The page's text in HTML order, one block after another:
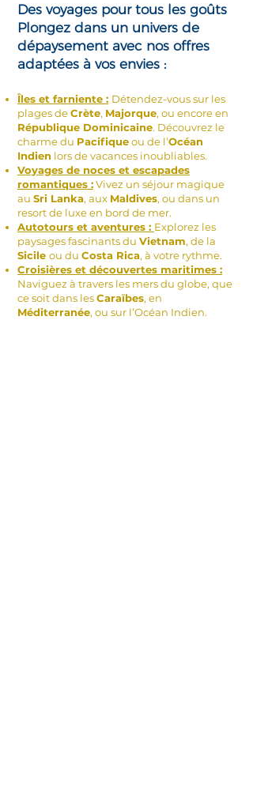
Des voyages pour tous les goûts
Plongez dans un univers de
dépaysement avec nos offres
adaptées à vos envies :
Îles et farniente : Détendez-vous sur les
plages deCrète, Majorque, ou encore en
République Dominicaine. Découvrez le
charme du Pacifiqueou de l’Océan
Indien lors de vacances inoubliables.
Voyages de noces et escapades
romantiques :Vivez un séjour magique
au Sri Lanka, aux Maldives, ou dans un
resort de luxe en bord de mer.
Autotours et aventures : Explorez les
paysages fascinants du Vietnam, de la
Sicile ou du Costa Rica, à votre rythme.
Croisières et découvertes maritimes :
Naviguez à travers les mers du globe, que
ce soit dans lesCaraïbes, en
Méditerranée, ou sur l’Océan Indien.